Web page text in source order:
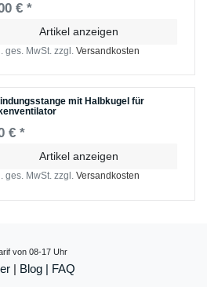
€ *
Artikel anzeigen
ges. MwSt. zzgl.Versandkosten
mit Halbkugel für
€ *
Artikel anzeigen
ges. MwSt. zzgl.Versandkosten
von 08-17 Uhr
| Blog | FAQ